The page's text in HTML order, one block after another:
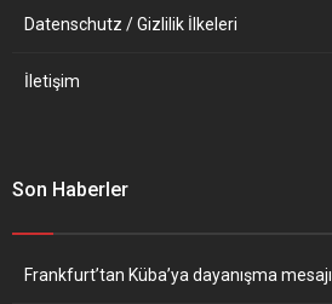
Datenschutz / Gizlilik İlkeleri
İletişim
Son Haberler
Frankfurt’tan Küba’ya dayanışma mesajı